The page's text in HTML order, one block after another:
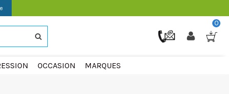
0
OCCASION MARQUES